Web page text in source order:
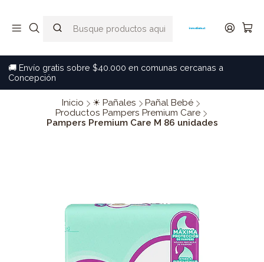
🚚 Envío gratis sobre $40.000 en comunas cercanas a
Concepción
Inicio ☀ Pañales
Pañal Bebé
Productos Pampers Premium Care
Pampers Premium Care M 86 unidades